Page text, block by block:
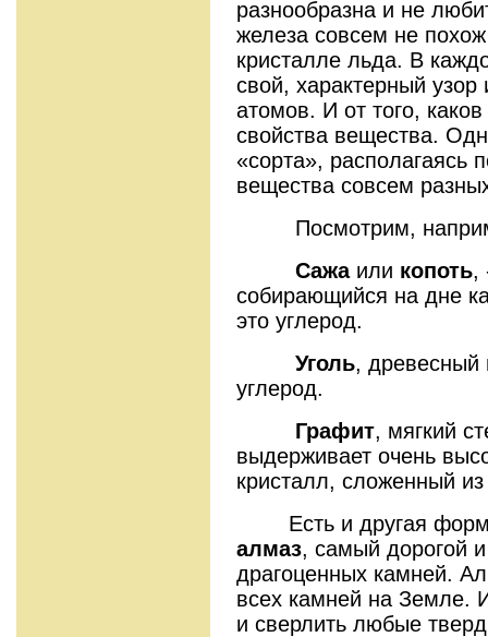
разнообразна и не
железа совсем не
кристалле льда. В
свой, характерный
атомов. И от того,
свойства вещества.
«сорта», располагаясь
вещества совсем
Посмотрим,
Сажа или копоть,
собирающийся на дне
это углерод.
Уголь, древесный
углерод.
Графит, мягкий
выдерживает очень
кристалл, сложенный
Есть и другая форма
алмаз, самый дорогой
драгоценных камней.
всех камней на Земле.
и сверлить любые